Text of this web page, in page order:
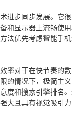
进步同步发展。它
和显示器上流畅使
法优先考虑智能手
率对于在快节奏的
的情况下，极简主
度和搜索引擎排名
大且具有视觉吸引